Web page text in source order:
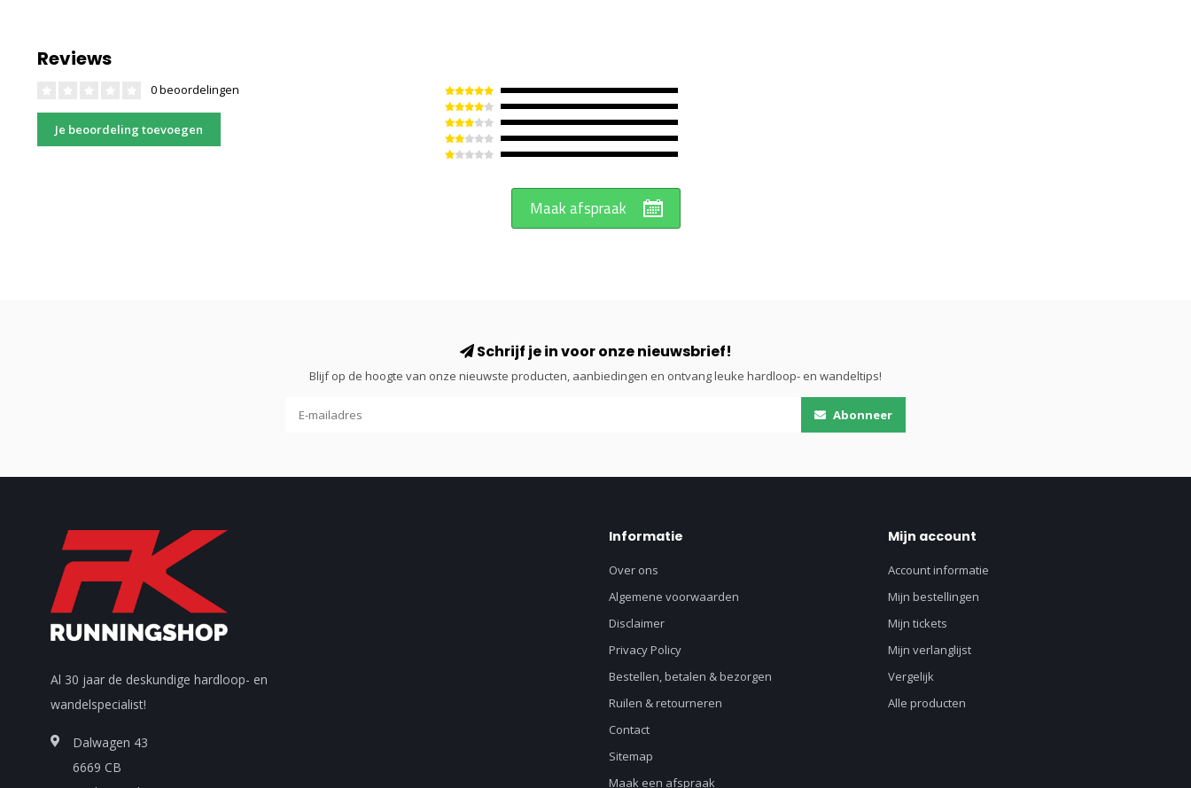
Reviews
0 beoordelingen
Je beoordeling toevoegen
Maak afspraak
Schrijf je in voor onze nieuwsbrief!
Blijf op de hoogte van onze nieuwste producten, aanbiedingen en ontvang leuke hardloop- en wandeltips!
Abonneer
Al 30 jaar de deskundige hardloop- en
wandelspecialist!
Dalwagen 43
6669 CB
Informatie
Over ons
Algemene voorwaarden
Disclaimer
Privacy Policy
Bestellen, betalen & bezorgen
Ruilen & retourneren
Contact
Sitemap
Maak een afspraak
Mijn account
Account informatie
Mijn bestellingen
Mijn tickets
Mijn verlanglijst
Vergelijk
Alle producten